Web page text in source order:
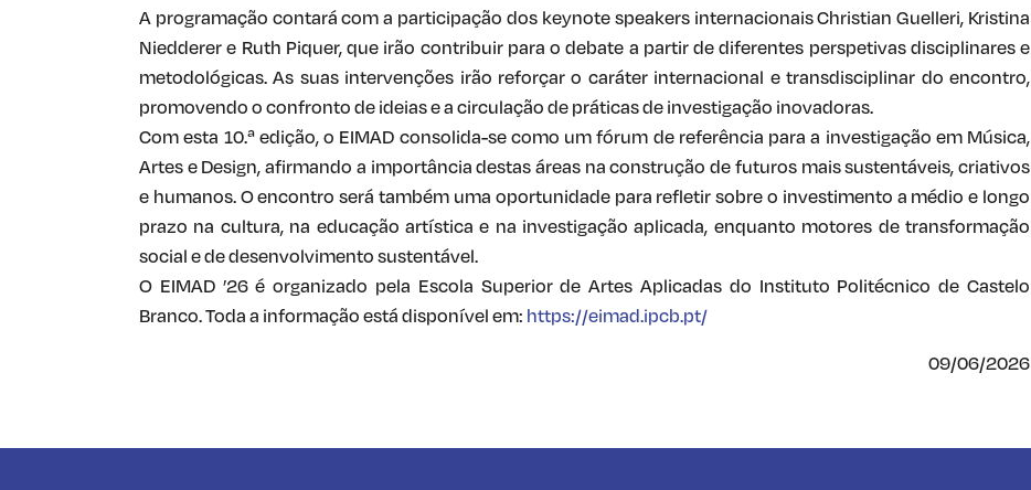
A programação contará com a participação dos keynote speakers internacionais Christian Guelleri, Kristina
Niedderer e Ruth Piquer, que irão contribuir para o debate a partir de diferentes perspetivas disciplinares e
metodológicas. As suas intervenções irão reforçar o caráter internacional e transdisciplinar do encontro,
promovendo o confronto de ideias e a circulação de práticas de investigação inovadoras.
Com esta 10.ª edição, o EIMAD consolida-se como um fórum de referência para a investigação em Música,
Artes e Design, afirmando a importância destas áreas na construção de futuros mais sustentáveis, criativos
e humanos. O encontro será também uma oportunidade para refletir sobre o investimento a médio e longo
prazo na cultura, na educação artística e na investigação aplicada, enquanto motores de transformação
social e de desenvolvimento sustentável.
O EIMAD ’26 é organizado pela Escola Superior de Artes Aplicadas do Instituto Politécnico de Castelo
Branco. Toda a informação está disponível em: https://eimad.ipcb.pt/
09/06/2026